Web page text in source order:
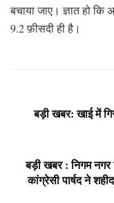
बचाया जाए। ज्ञात हो
9.2 फ़ीसदी ही है।
बड़ी खबर: खाई में
बड़ी खबर : निगम नगर
कांग्रेसी पार्षद ने